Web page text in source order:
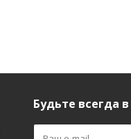
Будьте всегда в